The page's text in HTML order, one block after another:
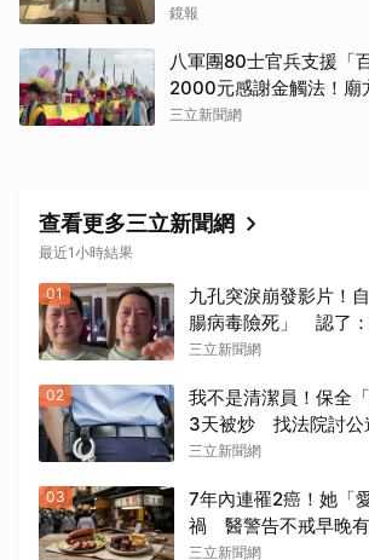
震撼影像曝
鏡報
八軍團80士官兵支援「
2000元感謝金觸法！廟
三立新聞網
查看更多三立新聞網
最近1小時結果
01
九孔突淚崩發影片！
腸病毒險死」 認了
三立新聞網
02
我不是清潔員！保全
3天被炒 找法院討公
三立新聞網
03
7年內連罹2癌！她「
禍 醫警告不戒早晚
三立新聞網